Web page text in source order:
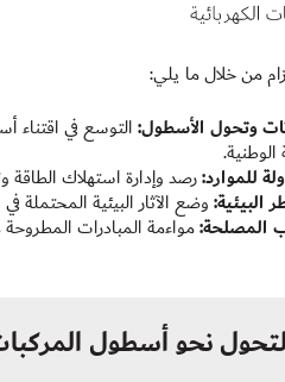
من خلال ما يلي:
وتحول الأسطول:التوسع في اقتناء
الوطنية.
للموارد:رصد وإدارة استهلاك الطاقة
البيئية:وضع الآثار البيئية المحتملة
المصلحة:مواءمة المبادرات المطروحة
نحو أسطول